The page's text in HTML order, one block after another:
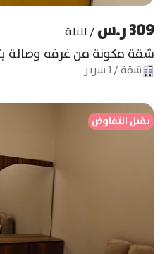
309 ر.س /لليلة
شقة مكونة من غرفه وصالة
شقة/
1سرير
يقبل التفاوض